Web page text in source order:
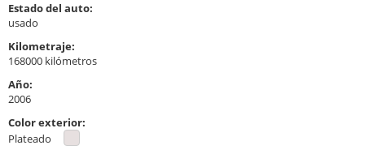
Estado del auto:
usado
Kilometraje:
168000 kilómetros
Año:
2006
Color exterior:
Plateado